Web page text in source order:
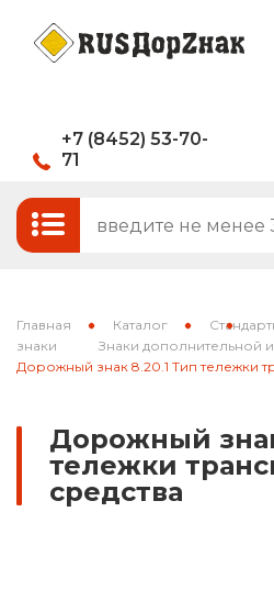
+7 (8452) 53-70-
71
Оформить заказ
Итого:Стандартные и
Знаки на щитах
Каркасные знаки
Паспорта объектов
национальных
Главная Каталог
знаки
Знаки дополнительной
Дорожный знак 8.20.1 Тип тележки
Дорожный
тележки
средства